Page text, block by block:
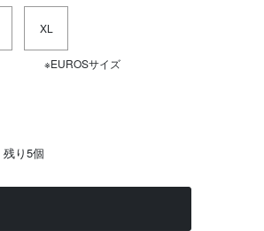
XL
※EUROSサイズ
残り5個